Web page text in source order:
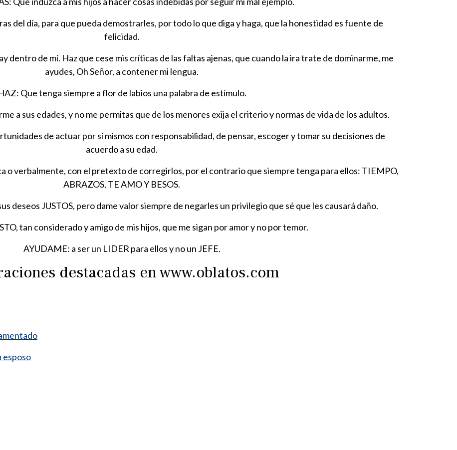
del día, para que pueda demostrarles, por todo lo que diga y haga, que la honestidad es fuente de
felicidad.
dentro de mí. Haz que cese mis críticas de las faltas ajenas, que cuando la ira trate de dominarme, me
ayudes, Oh Señor, a contener mi lengua.
Que tenga siempre a flor de labios una palabra de estímulo.
a sus edades, y no me permitas que de los menores exija el criterio y normas de vida de los adultos.
de actuar por sí mismos con responsabilidad, de pensar, escoger y tomar su decisiones de
acuerdo a su edad.
o verbalmente, con el pretexto de corregirlos, por el contrario que siempre tenga para ellos: TIEMPO,
ABRAZOS, TE AMO Y BESOS.
deseos JUSTOS, pero dame valor siempre de negarles un privilegio que sé que les causará daño.
tan considerado y amigo de mis hijos, que me sigan por amor y no por temor.
AYUDAME: a ser un LIDER para ellos y no un JEFE.
destacadas en www.oblatos.com
esposo